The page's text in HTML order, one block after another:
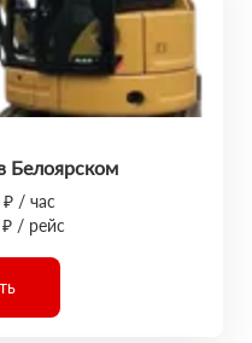
Белоярском
/ час
/ рейс